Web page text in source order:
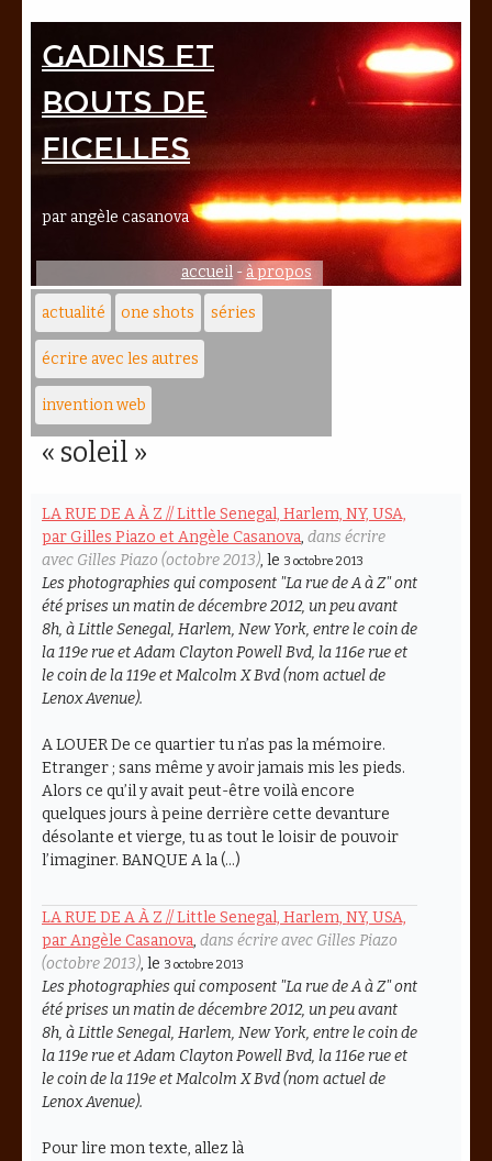
Gadins et
bouts de
ficelles
par angèle casanova
accueil-à propos
actualité one shots séries
écrire avec les autres
invention web
« soleil »
LA RUE DE A À Z // Little Senegal, Harlem, NY, USA,
par Gilles Piazo et Angèle Casanova, dans écrire
avec Gilles Piazo (octobre 2013), le 3 octobre 2013
Les photographies qui composent "La rue de A à Z" ont
été prises un matin de décembre 2012, un peu avant
8h, à Little Senegal, Harlem, New York, entre le coin de
la 119e rue et Adam Clayton Powell Bvd, la 116e rue et
le coin de la 119e et Malcolm X Bvd (nom actuel de
Lenox Avenue).
A LOUER De ce quartier tu n’as pas la mémoire.
Etranger ; sans même y avoir jamais mis les pieds.
Alors ce qu’il y avait peut-être voilà encore
quelques jours à peine derrière cette devanture
désolante et vierge, tu as tout le loisir de pouvoir
l’imaginer. BANQUE A la (…)
LA RUE DE A À Z // Little Senegal, Harlem, NY, USA,
par Angèle Casanova, dans écrire avec Gilles Piazo
(octobre 2013), le 3 octobre 2013
Les photographies qui composent "La rue de A à Z" ont
été prises un matin de décembre 2012, un peu avant
8h, à Little Senegal, Harlem, New York, entre le coin de
la 119e rue et Adam Clayton Powell Bvd, la 116e rue et
le coin de la 119e et Malcolm X Bvd (nom actuel de
Lenox Avenue).
Pour lire mon texte, allez là